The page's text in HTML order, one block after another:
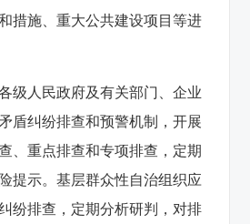
措施、重大公共建设项目等进
级人民政府及有关部门、企业
盾纠纷排查和预警机制，开展
、重点排查和专项排查，定期
提示。基层群众性自治组织应
纷排查，定期分析研判，对排